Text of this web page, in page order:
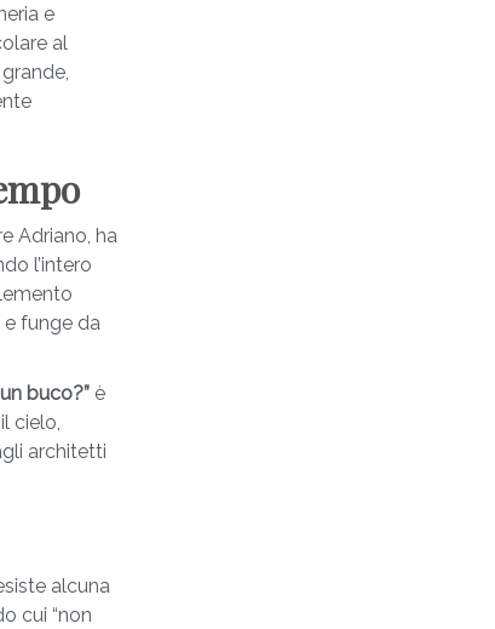
e
al
Adriano, ha
l’intero
funge da
buco?” è
cielo,
architetti
alcuna
cui “non